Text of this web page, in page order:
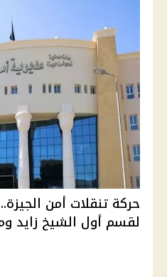
حركة تنقلات أمن
لقسم أول الشيخ زايد